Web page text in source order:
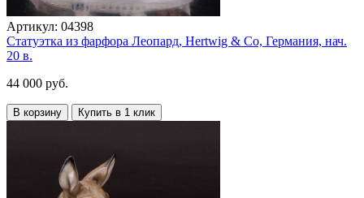
Артикул: 04398
Статуэтка из фарфора Леопард, Hertwig & Co, Германия, нач.
20 в.
44 000 руб.
В корзину Купить в 1 клик